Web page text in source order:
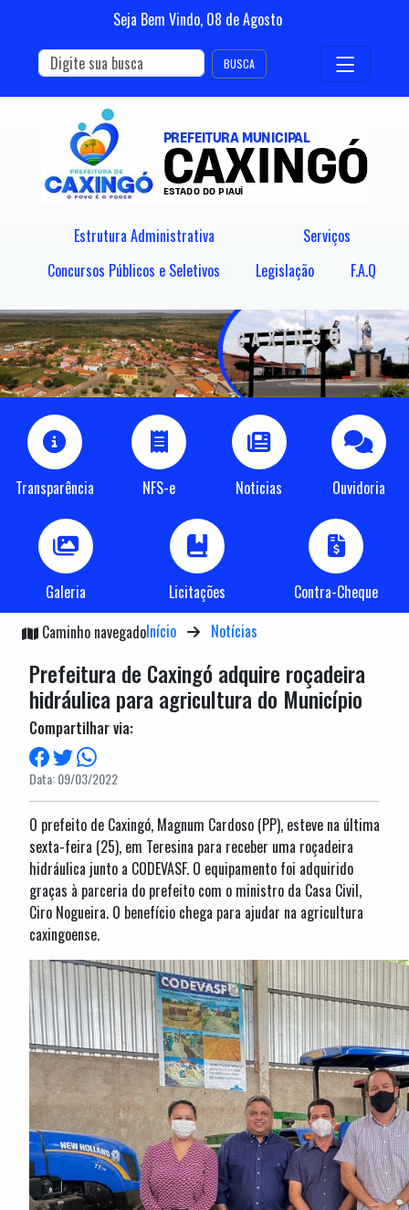
Seja Bem Vindo, 08 deAgosto
BUSCA
Estrutura Administrativa
Serviços
Concursos Públicos e Seletivos
Legislação F.A.Q
Transparência NFS-e Noticias Ouvidoria
Galeria Licitações
Contra-Cheque
Caminho navegadoInício Notícias
Prefeitura de Caxingó adquire roçadeira
hidráulica para agricultura do Município
Compartilhar via:
Data: 09/03/2022
O prefeito de Caxingó, Magnum Cardoso (PP), esteve na última
sexta-feira (25), em Teresina para receber uma roçadeira
hidráulica junto a CODEVASF. O equipamento foi adquirido
graças à parceria do prefeito com o ministro da Casa Civil,
Ciro Nogueira. O benefício chega para ajudar na agricultura
caxingoense.